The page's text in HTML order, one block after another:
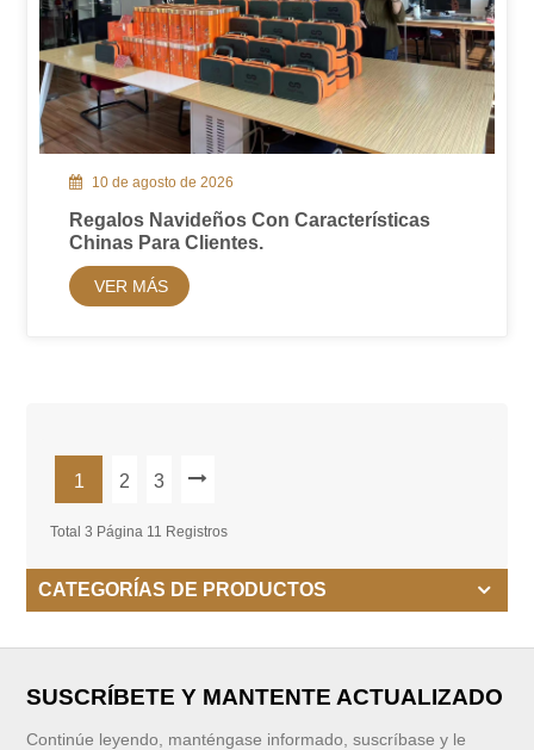
10 de agosto de 2026
Regalos Navideños Con Características
Chinas Para Clientes.
VER MÁS
1 2 3
Total 3 Página 11 Registros
CATEGORÍAS DE PRODUCTOS
SUSCRÍBETE Y MANTENTE ACTUALIZADO
Continúe leyendo, manténgase informado, suscríbase y le